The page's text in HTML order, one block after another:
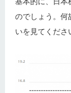
のでしょう。
いを見てくださ